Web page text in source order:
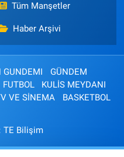
Tüm Manşetler
Haber Arşivi
GUNDEMI
GÜNDEM
FUTBOL
KULİS MEYDANI
VE SİNEMA BASKETBOL
TE Bilişim